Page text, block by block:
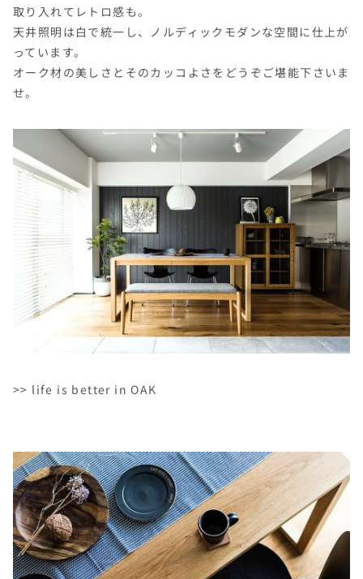
取り入れてレトロ感も。
天井照明は白で統一し、ノルディックモダンな空間に仕上が
っています。
オーク材の美しさとそのカッコよさをどうぞご堪能下さいま
せ。
>> life is better in OAK